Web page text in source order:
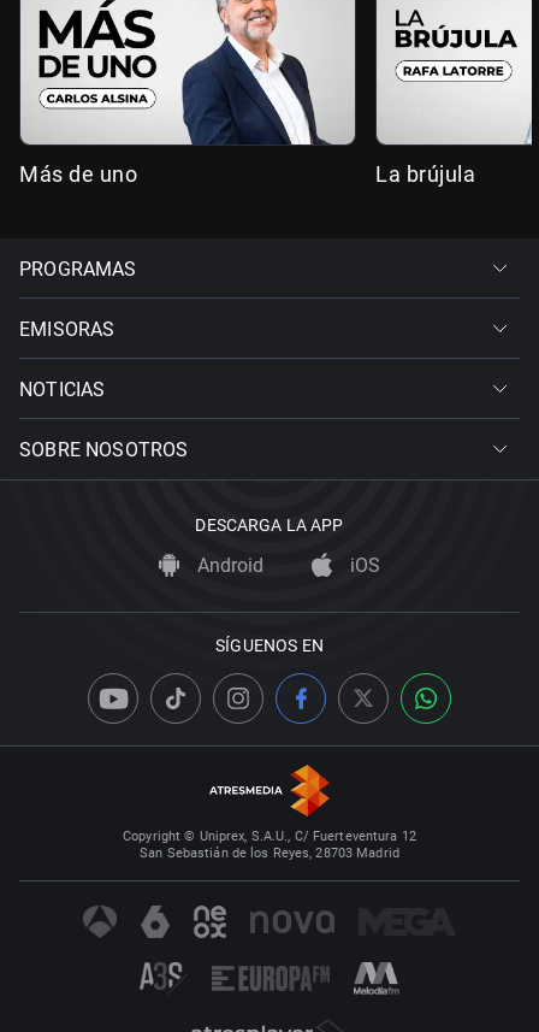
Más de uno La brújula
PROGRAMAS
EMISORAS
NOTICIAS
SOBRE NOSOTROS
DESCARGA LA APP
Android iOS
SÍGUENOS EN
Copyright © Uniprex, S.A.U., C/ Fuerteventura 12
San Sebastián de los Reyes, 28703 Madrid